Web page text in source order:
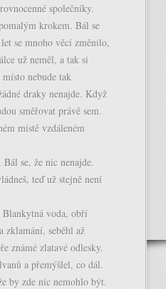
společníky.
krokem. Bál se
se mnoho věcí změnilo,
už neměl, a tak si
nebude tak
draky nenajde. Když
směřovat právě sem.
místě vzdáleném
se, že nic nenajde.
teď už stejně není
Blankytná voda, obří
seběhl až
známé zlatavé odlesky.
a přemýšlel, co dál.
by zde nic nemohlo být.